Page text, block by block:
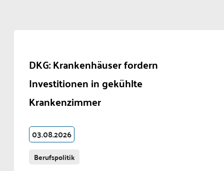
DKG: Krankenhäuser fordern
Investitionen in gekühlte
Krankenzimmer
03.08.2026
Berufspolitik